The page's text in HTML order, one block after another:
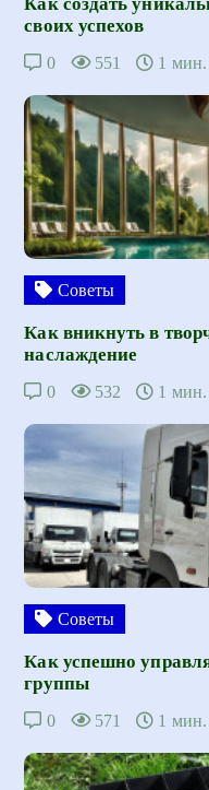
своих успехов
0 551 1 мин.
Советы
Как вникнуть в
наслаждение
0 532 1 мин.
Советы
Как успешно
группы
0 571 1 мин.